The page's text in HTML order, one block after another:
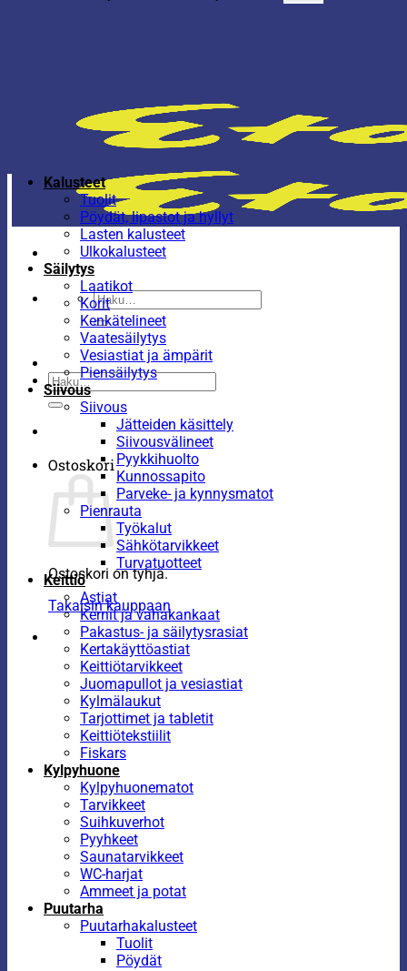
Etsi:
Etsi:
Ostoskori
Ostoskori on tyhjä.
Takaisin kauppaan
Kalusteet
Tuolit
Pöydät, lipastot ja hyllyt
Lasten kalusteet
Ulkokalusteet
Säilytys
Laatikot
Korit
Kenkätelineet
Vaatesäilytys
Vesiastiat ja ämpärit
Piensäilytys
Siivous
Siivous
Jätteiden käsittely
Siivousvälineet
Pyykkihuolto
Kunnossapito
Parveke- ja kynnysmatot
Pienrauta
Työkalut
Sähkötarvikkeet
Turvatuotteet
Keittiö
Astiat
Kernit ja vahakankaat
Pakastus- ja säilytysrasiat
Kertakäyttöastiat
Keittiötarvikkeet
Juomapullot ja vesiastiat
Kylmälaukut
Tarjottimet ja tabletit
Keittiötekstiilit
Fiskars
Kylpyhuone
Kylpyhuonematot
Tarvikkeet
Suihkuverhot
Pyyhkeet
Saunatarvikkeet
WC-harjat
Ammeet ja potat
Puutarha
Puutarhakalusteet
Tuolit
Pöydät